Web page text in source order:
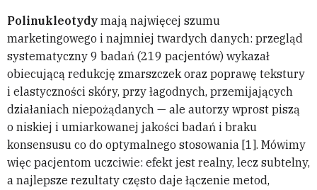
Polinukleotydy mają najwięcej szumu
marketingowego i najmniej twardych danych: przegląd
systematyczny 9 badań (219 pacjentów) wykazał
obiecującą redukcję zmarszczek oraz poprawę tekstury
i elastyczności skóry, przy łagodnych, przemijających
działaniach niepożądanych — ale autorzy wprost piszą
o niskiej i umiarkowanej jakości badań i braku
konsensusu co do optymalnego stosowania [1]. Mówimy
więc pacjentom uczciwie: efekt jest realny, lecz subtelny,
a najlepsze rezultaty często daje łączenie metod,